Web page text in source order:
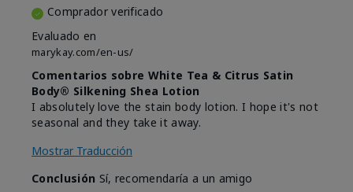
Comprador verificado
Evaluado en
marykay.com/en-us/
Comentarios sobre White Tea & Citrus Satin
Body® Silkening Shea Lotion
I absolutely love the stain body lotion. I hope it's not
seasonal and they take it away.
Mostrar Traducción
Conclusión Sí, recomendaría a un amigo